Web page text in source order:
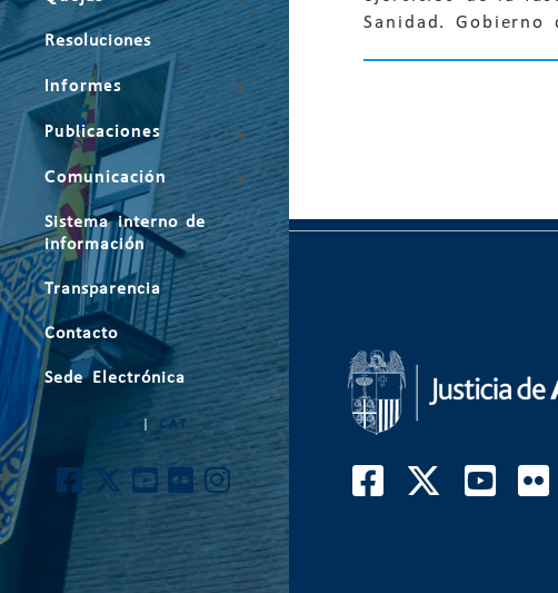
Resoluciones
Informes
Publicaciones
Comunicación
Sistema interno de
información
Transparencia
Contacto
Sede Electrónica
CAT
Sanidad. Gobierno